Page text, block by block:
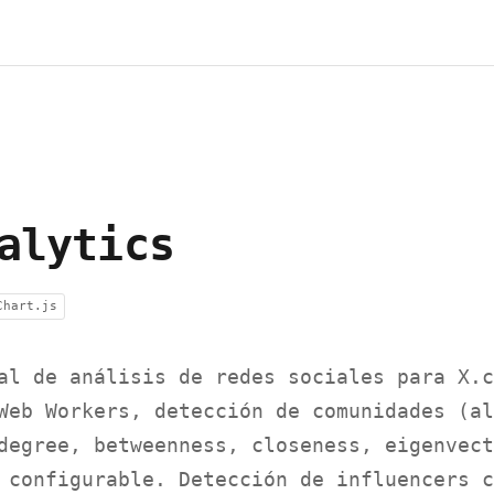
de análisis de redes sociales para
Workers, detección de comunidades
betweenness, closeness,
Detección de influencers